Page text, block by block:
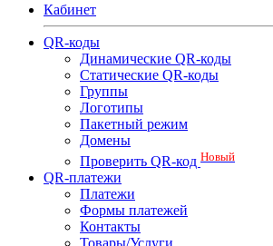
Кабинет
QR-коды
Динамические QR-коды
Статические QR-коды
Группы
Логотипы
Пакетный режим
Домены
Проверить QR-код Новый
QR-платежи
Платежи
Формы платежей
Контакты
Товары/Услуги